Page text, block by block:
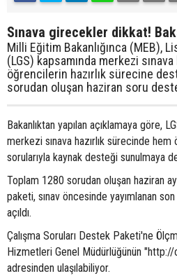
Sınava girecekler dikkat!
Milli Eğitim Bakanlığınca (MEB),
(LGS) kapsamında merkezi sınava
öğrencilerin hazırlık sürecine
sorudan oluşan haziran soru
Bakanlıktan yapılan açıklamaya göre,
merkezi sınava hazırlık sürecinde
sorularıyla kaynak desteği sunulmaya
Toplam 1280 sorudan oluşan haziran
paketi, sınav öncesinde yayımlanan
açıldı.
Çalışma Soruları Destek Paketi'ne
Hizmetleri Genel Müdürlüğünün
adresinden ulaşılabiliyor.